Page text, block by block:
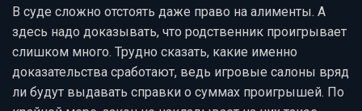
В суде сложно отстоять даже право на алименты. А
здесь надо доказывать, что родственник проигрывает
слишком много. Трудно сказать, какие именно
доказательства сработают, ведь игровые салоны вряд
ли будут выдавать справки о суммах проигрышей. По